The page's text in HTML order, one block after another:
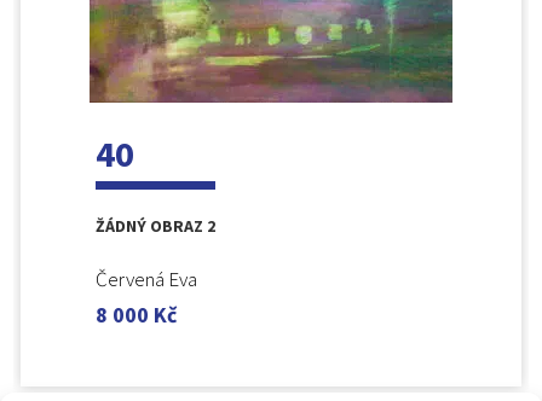
40
ŽÁDNÝ OBRAZ 2
Červená Eva
8 000 Kč